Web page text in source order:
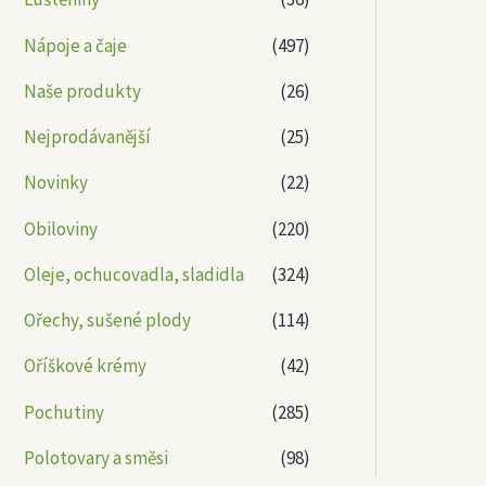
Nápoje a čaje
(497)
Naše produkty
(26)
Nejprodávanější
(25)
Novinky
(22)
Obiloviny
(220)
Oleje, ochucovadla, sladidla
(324)
Ořechy, sušené plody
(114)
Oříškové krémy
(42)
Pochutiny
(285)
Polotovary a směsi
(98)